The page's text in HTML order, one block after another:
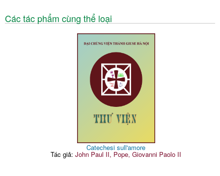
Các tác phẩm cùng thể loại
Catechesi sull'amore
Tác giả:John Paul II, Pope, Giovanni Paolo II